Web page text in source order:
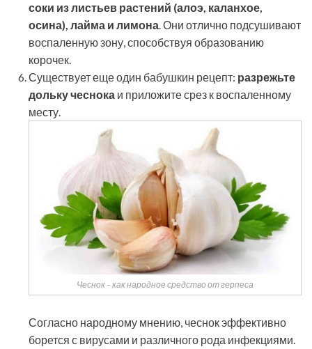
соки из листьев растений (алоэ, каланхое,
осина), лайма и лимона. Они отлично подсушивают
воспаленную зону, способствуя образованию
корочек.
Существует еще один бабушкин рецепт: разрежьте
дольку чеснока и приложите срез к воспаленному
месту.
Чеснок – как народное средство от герпеса
Согласно народному мнению, чеснок эффективно
борется с вирусами и различного рода инфекциями.